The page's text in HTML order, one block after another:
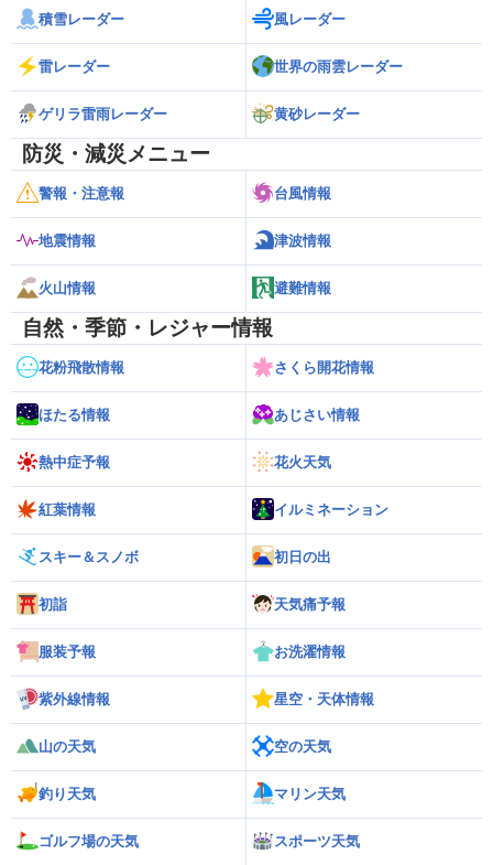
積雪レーダー 風レーダー
雷レーダー 世界の雨雲レーダー
ゲリラ雷雨レーダー 黄砂レーダー
防災・減災メニュー
警報・注意報 台風情報
地震情報 津波情報
火山情報 避難情報
自然・季節・レジャー情報
花粉飛散情報 さくら開花情報
ほたる情報 あじさい情報
熱中症予報 花火天気
紅葉情報 イルミネーション
スキー＆スノボ 初日の出
初詣 天気痛予報
服装予報 お洗濯情報
紫外線情報 星空・天体情報
山の天気 空の天気
釣り天気 マリン天気
ゴルフ場の天気 スポーツ天気